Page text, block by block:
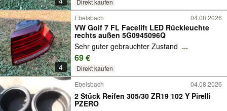
Direkt kaufen
4
Ebelsbach 04.08.2026
VW Golf 7 FL Facelift LED Rückleuchte
rechts außen 5G0945096Q
Sehr guter gebrauchter Zustand ...
69 €
Direkt kaufen
Ebelsbach 04.08.2026
2 Stück Reifen 305/30 ZR19 102 Y Pirelli
PZERO